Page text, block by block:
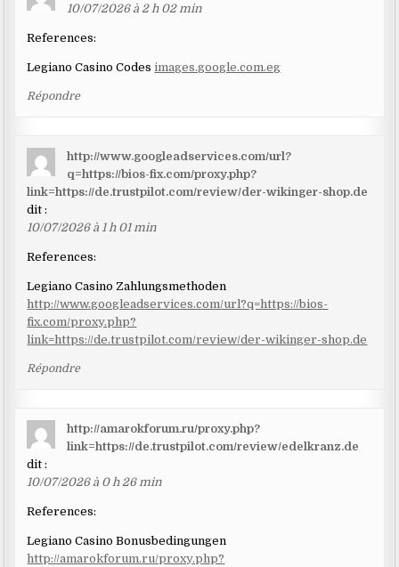
10/07/2026 à 2 h 02 min
References:
Legiano Casino Codesimages.google.com.eg
Répondre
http://www.googleadservices.com/url?
q=https://bios-fix.com/proxy.php?
link=https://de.trustpilot.com/review/der-wikinger-shop.de
dit :
10/07/2026 à 1 h 01 min
References:
Legiano Casino Zahlungsmethoden
http://www.googleadservices.com/url?q=https://bios-
fix.com/proxy.php?
link=https://de.trustpilot.com/review/der-wikinger-shop.de
Répondre
http://amarokforum.ru/proxy.php?
link=https://de.trustpilot.com/review/edelkranz.de
dit :
10/07/2026 à 0 h 26 min
References:
Legiano Casino Bonusbedingungen
http://amarokforum.ru/proxy.php?